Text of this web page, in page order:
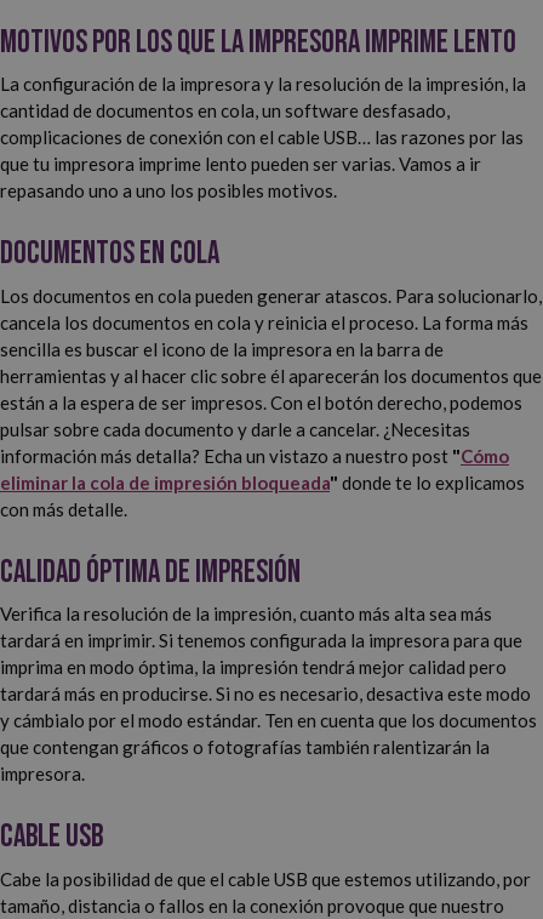
Motivos por los que la impresora imprime lento
La configuración de la impresora y la resolución de la impresión, la
cantidad de documentos en cola, un software desfasado,
complicaciones de conexión con el cable USB… las razones por las
que tu impresora imprime lento pueden ser varias. Vamos a ir
repasando uno a uno los posibles motivos.
Documentos en cola
Los documentos en cola pueden generar atascos. Para solucionarlo,
cancela los documentos en cola y reinicia el proceso. La forma más
sencilla es buscar el icono de la impresora en la barra de
herramientas y al hacer clic sobre él aparecerán los documentos que
están a la espera de ser impresos. Con el botón derecho, podemos
pulsar sobre cada documento y darle a cancelar. ¿Necesitas
información más detalla? Echa un vistazo a nuestro post "Cómo
eliminar la cola de impresión bloqueada" donde te lo explicamos
con más detalle.
Calidad óptima de impresión
Verifica la resolución de la impresión, cuanto más alta sea más
tardará en imprimir. Si tenemos configurada la impresora para que
imprima en modo óptima, la impresión tendrá mejor calidad pero
tardará más en producirse. Si no es necesario, desactiva este modo
y cámbialo por el modo estándar. Ten en cuenta que los documentos
que contengan gráficos o fotografías también ralentizarán la
impresora.
Cable USB
Cabe la posibilidad de que el cable USB que estemos utilizando, por
tamaño, distancia o fallos en la conexión provoque que nuestro